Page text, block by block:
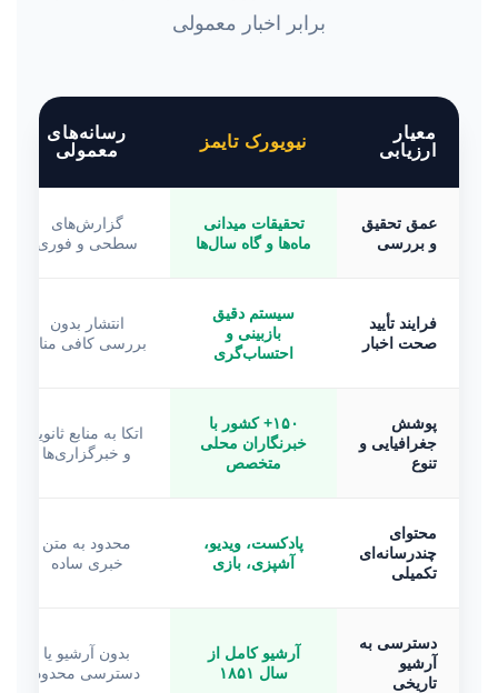
برابر اخبار معمولی
معیار
ارزیابی
نیویورک تایمز
رسانه‌های
معمولی
عمق تحقیق
و بررسی
تحقیقات میدانی
ماه‌ها و گاه سال‌ها
گزارش‌های
سطحی و فوری
فرایند تأیید
صحت اخبار
سیستم دقیق
بازبینی و
احتساب‌گری
انتشار بدون
بررسی کافی منابع
پوشش
جغرافیایی و
تنوع
۱۵۰+ کشور با
خبرنگاران محلی
متخصص
اتکا به منابع ثانویه
و خبرگزاری‌ها
محتوای
چندرسانه‌ای
تکمیلی
پادکست، ویدیو،
آشپزی، بازی
محدود به متن
خبری ساده
دسترسی به
آرشیو
تاریخی
آرشیو کامل از
سال ۱۸۵۱
بدون آرشیو یا
دسترسی محدود